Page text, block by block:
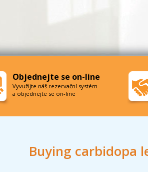
Buying carbidopa
Objednejte se on-line
Vyvužijte náš rezervační systém
a objednejte se on-line